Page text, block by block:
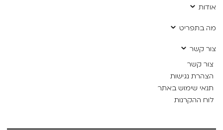
אודות
מה בתפריט
צור קשר
צור קשר
הצהרת נגישות
תנאי שימוש באתר
לוח ההקרנות